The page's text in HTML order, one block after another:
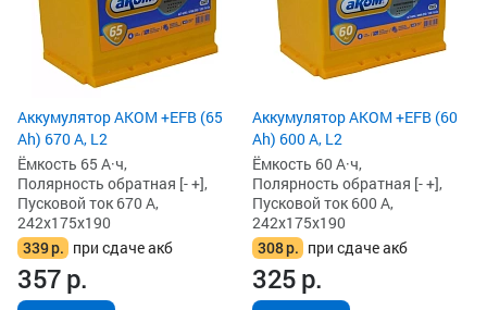
Аккумулятор AKOM +EFB (65
Ah) 670 А, L2
Ёмкость 65 А·ч,
Полярность обратная [- +],
Пусковой ток 670 А,
242x175x190
339р. при сдаче акб
357р.
Аккумулятор AKOM +EFB (60
Ah) 600 А, L2
Ёмкость 60 А·ч,
Полярность обратная [- +],
Пусковой ток 600 А,
242x175x190
308р. при сдаче акб
325р.